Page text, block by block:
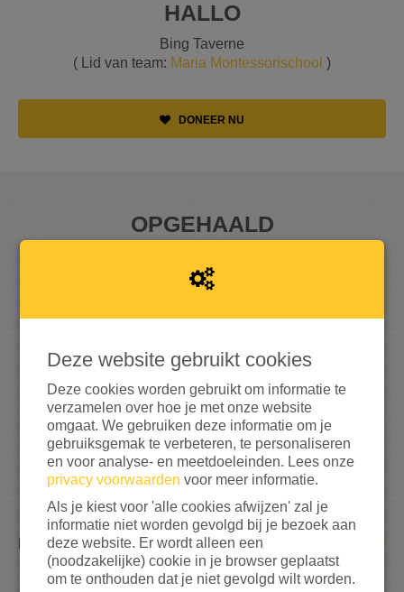
HALLO
Bing Taverne
( Lid van team: Maria Montessorischool )
DONEER NU
OPGEHAALD
6 0
300% bereikt van mijn streefbedrag € 20
7
DONATIES
Deze website gebruikt cookies
Deze cookies worden gebruikt om informatie te
verzamelen over hoe je met onze website
omgaat. We gebruiken deze informatie om je
gebruiksgemak te verbeteren, te personaliseren
en voor analyse- en meetdoeleinden. Lees onze
privacy voorwaarden voor meer informatie.
Als je kiest voor 'alle cookies afwijzen' zal je
informatie niet worden gevolgd bij je bezoek aan
deze website. Er wordt alleen een
(noodzakelijke) cookie in je browser geplaatst
om te onthouden dat je niet gevolgd wilt worden.